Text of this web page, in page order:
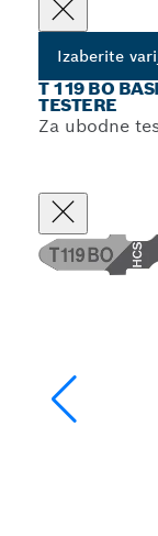
Izaberite
T 119 BO
TESTERE
Za ubodne